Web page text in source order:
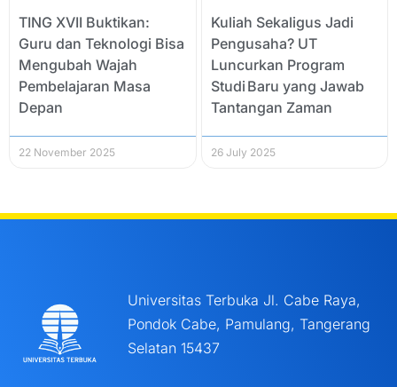
TING XVII Buktikan:
Guru dan Teknologi Bisa
Mengubah Wajah
Pembelajaran Masa
Depan
22 November 2025
Kuliah Sekaligus Jadi
Pengusaha? UT
Luncurkan Program
Studi Baru yang Jawab
Tantangan Zaman
26 July 2025
Universitas Terbuka Jl. Cabe Raya,
Pondok Cabe, Pamulang, Tangerang
Selatan 15437